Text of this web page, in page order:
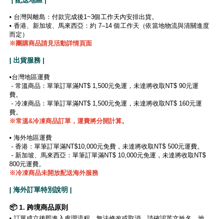
• 台灣與離島：付款完成後1~3個工作天內安排出貨。
• 香港、新加坡、馬來西亞：約 7–14 個工作天（依當地物流與清關進度
而定）
※團購商品請見活動詳情頁面
| 出貨服務 |
•台灣地區運費
- 常溫商品：單筆訂單滿NT$ 1,500元免運，未達將收取NT$ 90元運
費。
- 冷凍商品：單筆訂單滿NT$ 1,500元免運，未達將收取NT$ 160元運
費。
※常溫&冷凍商品訂單，運費將分開計算。
• 海外地區運費
- 香港：單筆訂單滿NT$10,000元免費，未達將收取NT$ 500元運費。
- 新加坡、馬來西亞：單筆訂單滿NT$ 10,000元免運，未達將收取NT$
800元運費。
※冷凍商品未開放配送海外服務
| 海外訂單特別說明 |
📦 1. 跨境商品原則